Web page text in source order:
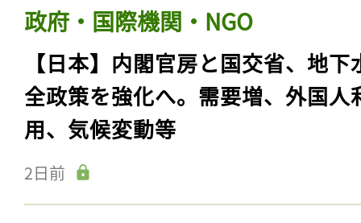
政府・国際機関・NGO
【日本】内閣官房と国交省、地下
全政策を強化へ。需要増、外国人
用、気候変動等
2日前